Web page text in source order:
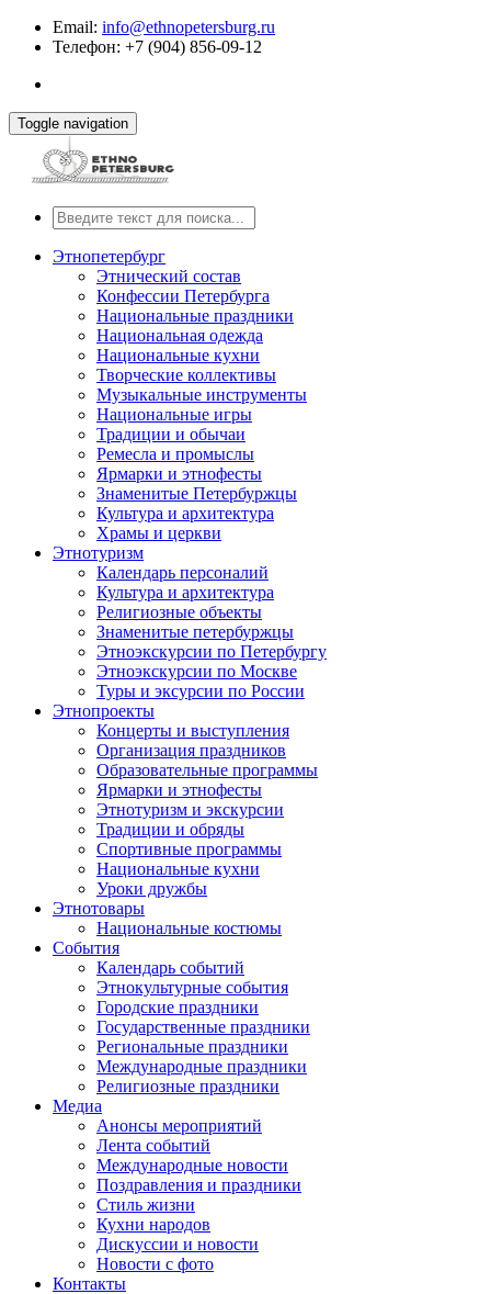
Email: info@ethnopetersburg.ru
Телефон: +7 (904) 856-09-12
Toggle navigation
Этнопетербург
Этнический состав
Конфессии Петербурга
Национальные праздники
Национальная одежда
Национальные кухни
Творческие коллективы
Музыкальные инструменты
Национальные игры
Традиции и обычаи
Ремесла и промыслы
Ярмарки и этнофесты
Знаменитые Петербуржцы
Культура и архитектура
Храмы и церкви
Этнотуризм
Календарь персоналий
Культура и архитектура
Религиозные объекты
Знаменитые петербуржцы
Этноэкскурсии по Петербургу
Этноэкскурсии по Москве
Туры и эксурсии по России
Этнопроекты
Концерты и выступления
Организация праздников
Образовательные программы
Ярмарки и этнофесты
Этнотуризм и экскурсии
Традиции и обряды
Спортивные программы
Национальные кухни
Уроки дружбы
Этнотовары
Национальные костюмы
События
Календарь событий
Этнокультурные события
Городские праздники
Государственные праздники
Региональные праздники
Международные праздники
Религиозные праздники
Медиа
Анонсы мероприятий
Лента событий
Международные новости
Поздравления и праздники
Cтиль жизни
Кухни народов
Дискуссии и новости
Новости с фото
Контакты